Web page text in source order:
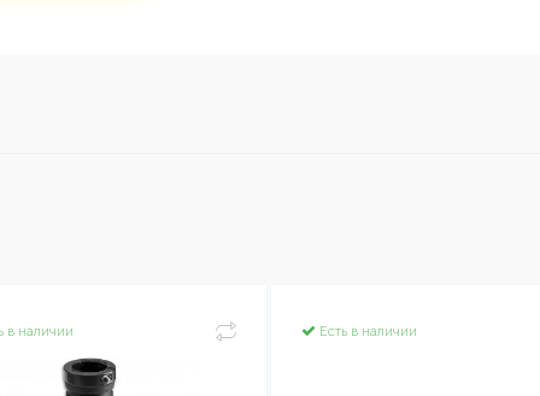
в наличии Есть в наличии